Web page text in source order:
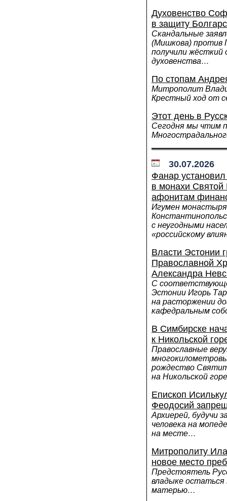
Духовенство
в защиту
Скандальные
(Мишкова) против
получили жёсткий
духовенства…
По стопам
Митрополит
Крестный ход от
Этот день в
Сегодня мы чтим
30.07.2026
Фанар установил
в монахи
афонитам
Игумен
с неугодными
«российскому
Власти Эстонии
Православной
Александра
С
Эстонии Игорь
на расторжении
кафедральным
В Симбирске
к Никольской
Православные
рождество
на Никольской
Епископ
Феодосий
Архиерей, будучи
человека на
на месте…
Митрополиту
новое место
Предстоятель
владыке остаться
матерью…